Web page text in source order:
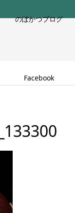
勝俣のぼるの志
のぼかつブログ
Facebook